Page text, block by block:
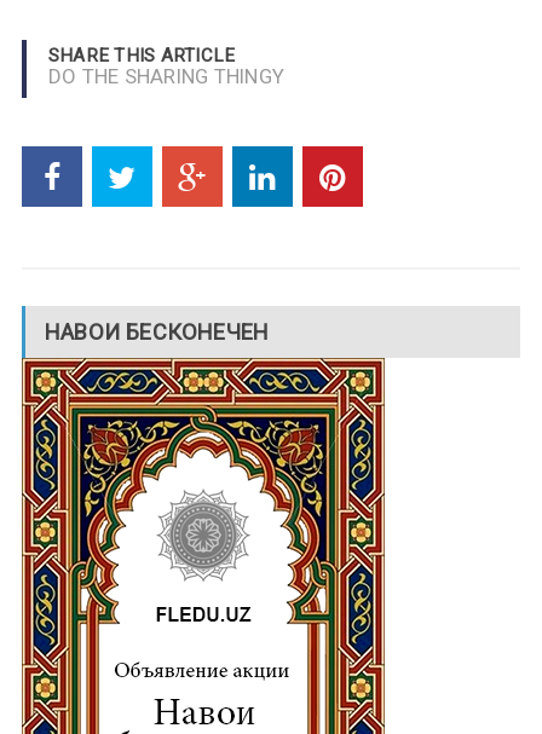
SHARE THIS ARTICLE
DO THE SHARING THINGY
НАВОИ БЕСКОНЕЧЕН